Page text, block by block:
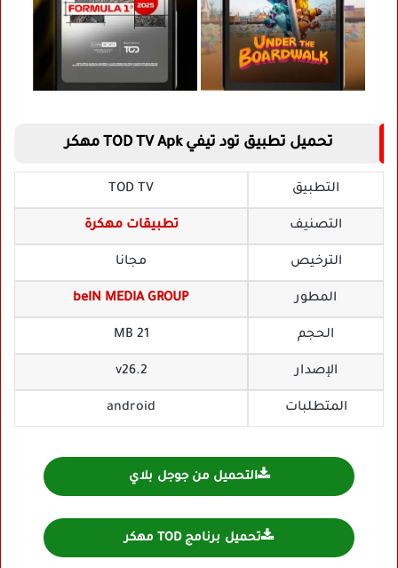
تحميل تطبيق تود تيفي TOD TV Apk مهكر
التطبيق TOD TV
التصنيف تطبيقات مهكرة
الترخيص مجانا
المطور beIN MEDIA GROUP
الحجم 21 MB
الإصدار v26.2
المتطلبات android
التحميل من جوجل بلاي
تحميل برنامج TOD مهكر